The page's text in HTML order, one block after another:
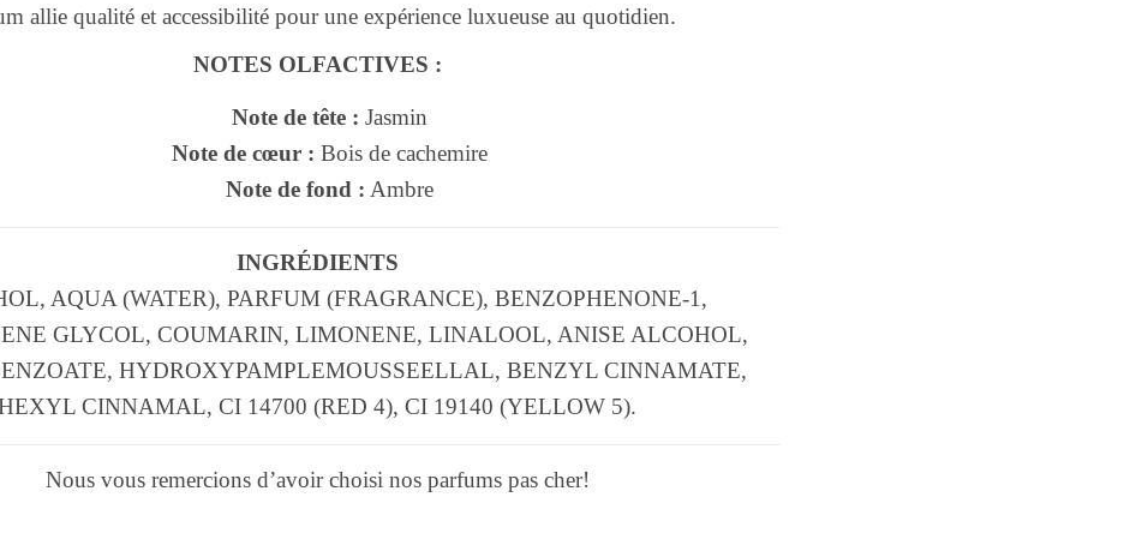
allie qualité et accessibilité pour une expérience luxueuse au quotidien.
NOTES OLFACTIVES :
Note de tête : Jasmin
Note de cœur : Bois de cachemire
Note de fond : Ambre
INGRÉDIENTS
AQUA (WATER), PARFUM (FRAGRANCE), BENZOPHENONE-1,
GLYCOL, COUMARIN, LIMONENE, LINALOOL, ANISE ALCOHOL,
HYDROXYPAMPLEMOUSSEELLAL, BENZYL CINNAMATE,
CINNAMAL, CI 14700 (RED 4), CI 19140 (YELLOW 5).
Nous vous remercions d’avoir choisi nos parfums pas cher!